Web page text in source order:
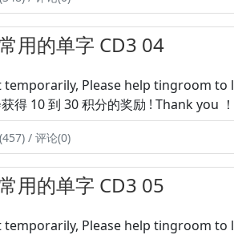
用的单字 CD3 04
Please help tingroom to
得 10 到 30 积分的奖励 ! Thank you ！
/ 评论(0)
用的单字 CD3 05
Please help tingroom to